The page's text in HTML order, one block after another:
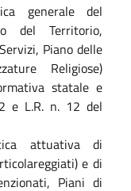
generale del
del Territorio,
Piano delle
Religiose)
statale e
e L.R. n. 12 del
attuativa di
e di
Piani di